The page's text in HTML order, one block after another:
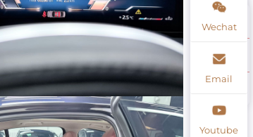
Wechat
Email
Youtube